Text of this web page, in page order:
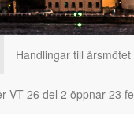
Handlingar till årsmötet
VT 26 del 2 öppnar 23